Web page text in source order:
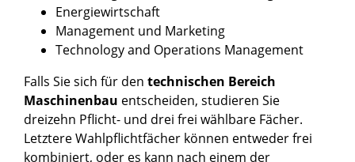
Energiewirtschaft
Management und Marketing
Technology and Operations Management
Falls Sie sich für den technischen Bereich
Maschinenbau entscheiden, studieren Sie
dreizehn Pflicht- und drei frei wählbare Fächer.
Letztere Wahlpflichtfächer können entweder frei
kombiniert, oder es kann nach einem der